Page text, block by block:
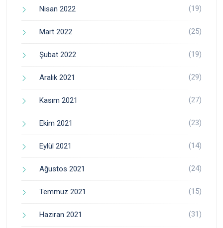
Nisan 2022 (19)
Mart 2022 (25)
Şubat 2022 (19)
Aralık 2021 (29)
Kasım 2021 (27)
Ekim 2021 (23)
Eylül 2021 (14)
Ağustos 2021 (24)
Temmuz 2021 (15)
Haziran 2021 (31)